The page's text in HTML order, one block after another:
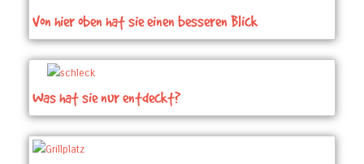
Von hier oben hat sie einen besseren Blick
Was hat sie nur entdeckt?